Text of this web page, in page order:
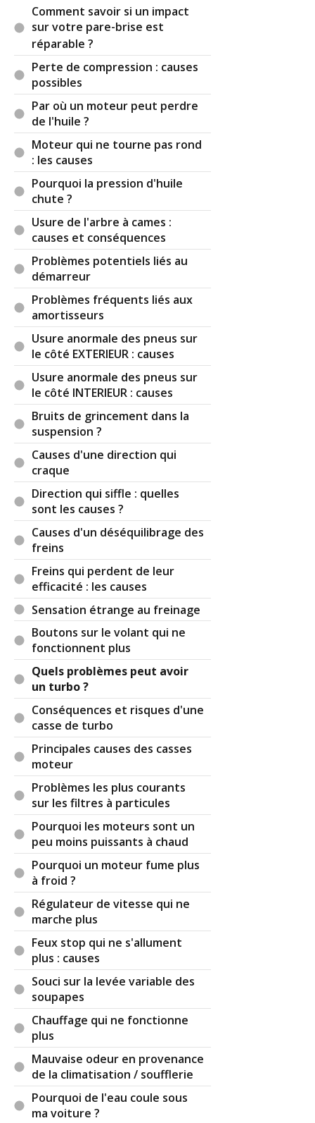
Comment savoir si un impact
sur votre pare-brise est
réparable ?
Perte de compression : causes
possibles
Par où un moteur peut perdre
de l'huile ?
Moteur qui ne tourne pas rond
: les causes
Pourquoi la pression d'huile
chute ?
Usure de l'arbre à cames :
causes et conséquences
Problèmes potentiels liés au
démarreur
Problèmes fréquents liés aux
amortisseurs
Usure anormale des pneus sur
le côté EXTERIEUR : causes
Usure anormale des pneus sur
le côté INTERIEUR : causes
Bruits de grincement dans la
suspension ?
Causes d'une direction qui
craque
Direction qui siffle : quelles
sont les causes ?
Causes d'un déséquilibrage des
freins
Freins qui perdent de leur
efficacité : les causes
Sensation étrange au freinage
Boutons sur le volant qui ne
fonctionnent plus
Quels problèmes peut avoir
un turbo ?
Conséquences et risques d'une
casse de turbo
Principales causes des casses
moteur
Problèmes les plus courants
sur les filtres à particules
Pourquoi les moteurs sont un
peu moins puissants à chaud
Pourquoi un moteur fume plus
à froid ?
Régulateur de vitesse qui ne
marche plus
Feux stop qui ne s'allument
plus : causes
Souci sur la levée variable des
soupapes
Chauffage qui ne fonctionne
plus
Mauvaise odeur en provenance
de la climatisation / soufflerie
Pourquoi de l'eau coule sous
ma voiture ?